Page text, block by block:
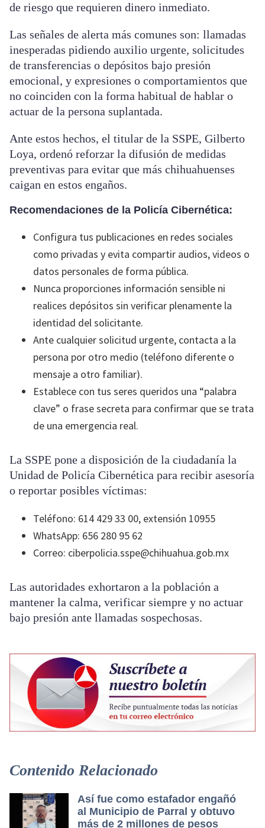
de riesgo que requieren dinero inmediato.
Las señales de alerta más comunes son: llamadas
inesperadas pidiendo auxilio urgente, solicitudes
de transferencias o depósitos bajo presión
emocional, y expresiones o comportamientos que
no coinciden con la forma habitual de hablar o
actuar de la persona suplantada.
Ante estos hechos, el titular de la SSPE, Gilberto
Loya, ordenó reforzar la difusión de medidas
preventivas para evitar que más chihuahuenses
caigan en estos engaños.
Recomendaciones de la Policía Cibernética:
Configura tus publicaciones en redes sociales
como privadas y evita compartir audios, videos o
datos personales de forma pública.
Nunca proporciones información sensible ni
realices depósitos sin verificar plenamente la
identidad del solicitante.
Ante cualquier solicitud urgente, contacta a la
persona por otro medio (teléfono diferente o
mensaje a otro familiar).
Establece con tus seres queridos una “palabra
clave” o frase secreta para confirmar que se trata
de una emergencia real.
La SSPE pone a disposición de la ciudadanía la
Unidad de Policía Cibernética para recibir asesoría
o reportar posibles víctimas:
Teléfono: 614 429 33 00, extensión 10955
WhatsApp: 656 280 95 62
Correo: ciberpolicia.sspe@chihuahua.gob.mx
Las autoridades exhortaron a la población a
mantener la calma, verificar siempre y no actuar
bajo presión ante llamadas sospechosas.
Contenido Relacionado
Así fue como estafador engañó
al Municipio de Parral y obtuvo
más de 2 millones de pesos